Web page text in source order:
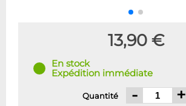
13,90 €
En stock
Expédition immédiate
Quantité - +